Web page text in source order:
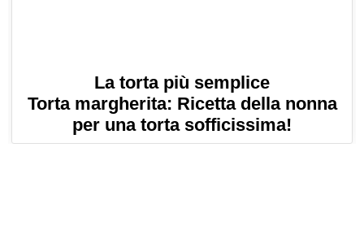
La torta più semplice
Torta margherita: Ricetta della nonna
per una torta sofficissima!